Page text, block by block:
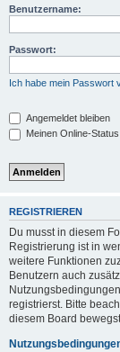
Benutzername:
Passwort:
Ich habe mein Passwort
Angemeldet bleiben
Meinen Online-
REGISTRIEREN
Du musst in diesem
Registrierung ist in
weitere Funktionen
Benutzern auch
registrierst. Bitte
diesem Board